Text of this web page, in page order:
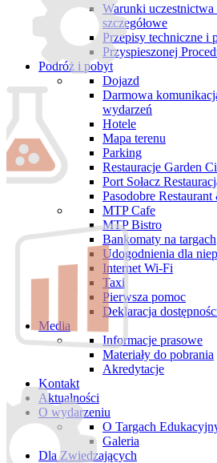
Warunki
szczegółowe
Przepisy techniczne i
Przyspieszonej
Podróż i pobyt
Dojazd
Darmowa
wydarzeń
Hotele
Mapa terenu
Parking
Restauracje Garden
Port Sołacz
Pasodobre
MTP Cafe
MTP Bistro
Bankomaty na targach
Udogodnienia dla
Internet Wi-Fi
Taxi
Pierwsza pomoc
Deklaracja
Media
Informacje prasowe
Materiały do pobrania
Akredytacje
Kontakt
Aktualności
O wydarzeniu
O Targach
Galeria
Dla Zwiedzających